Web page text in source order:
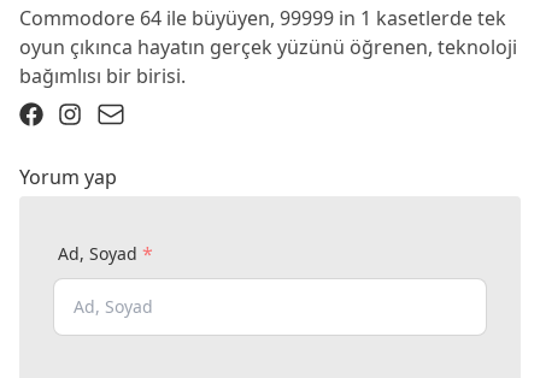
Commodore 64 ile büyüyen, 99999 in 1 kasetlerde tek
oyun çıkınca hayatın gerçek yüzünü öğrenen, teknoloji
bağımlısı bir birisi.
Yorum yap
Ad, Soyad *